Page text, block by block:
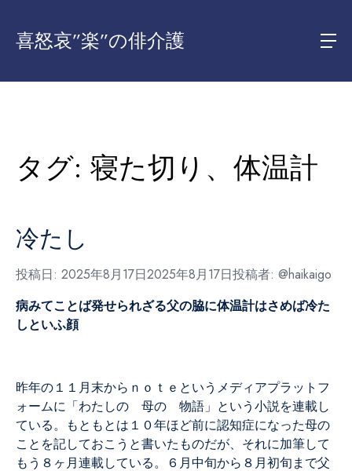
喜怒哀”楽”の俳介護
タグ: 寝た切り、体温計
冷たし
投稿日: 2025年8月17日2025年8月17日投稿者: @haikaigo
病みてことば発せられざる父の脇に体温計はさめば冷た
しといふ顔
昨年の１１月末からｎｏｔｅというメディアプラットフ
ォームに「わたしの 母の 物語」という小説を連載し
ている。もともとは１０年ほど前に認知症になった母の
ことを記しておこうと書いたものだが、それに加筆して
もう８ヶ月連載している。６月中旬から８月初旬まで父